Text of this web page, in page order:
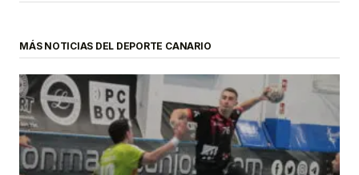
MÁS NOTICIAS DEL DEPORTE CANARIO